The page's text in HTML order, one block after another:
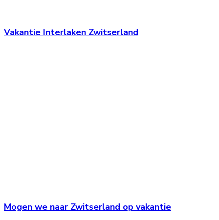
Vakantie Interlaken Zwitserland
Mogen we naar Zwitserland op vakantie